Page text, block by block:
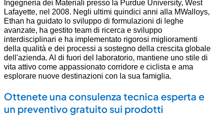
Ingegneria dei Materiali presso la Purdue University, West
Lafayette, nel 2008. Negli ultimi quindici anni alla MWalloys,
Ethan ha guidato lo sviluppo di formulazioni di leghe
avanzate, ha gestito team di ricerca e sviluppo
interdisciplinari e ha implementato rigorosi miglioramenti
della qualità e dei processi a sostegno della crescita globale
dell'azienda. Al di fuori del laboratorio, mantiene uno stile di
vita attivo come appassionato corridore e ciclista e ama
esplorare nuove destinazioni con la sua famiglia.
Ottenete una consulenza tecnica esperta e
un preventivo gratuito sui prodotti